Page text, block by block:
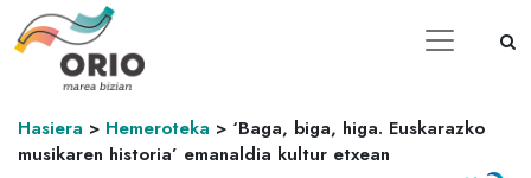
Hasiera > Hemeroteka > ‘Baga, biga, higa. Euskarazko
musikaren historia’ emanaldia kultur etxean